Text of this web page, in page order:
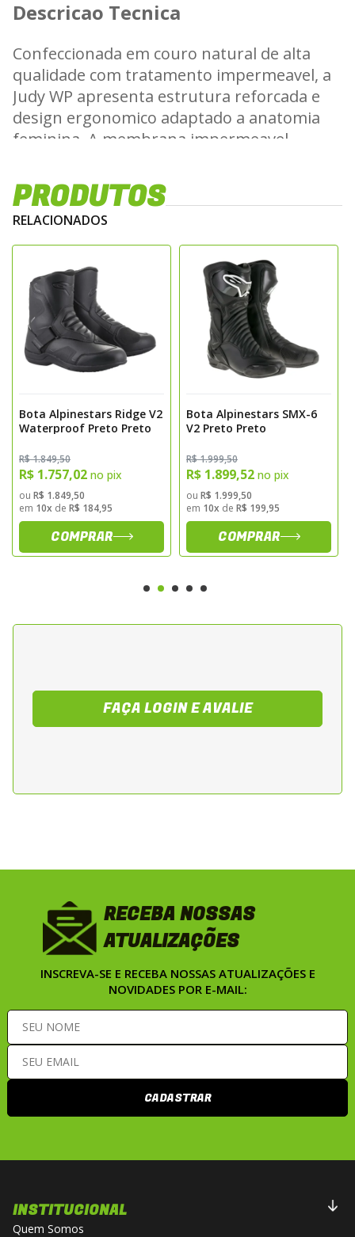
Descricao Tecnica
Confeccionada em couro natural de alta
qualidade com tratamento impermeavel, a
Judy WP apresenta estrutura reforcada e
design ergonomico adaptado a anatomia
feminina. A membrana impermeavel
umidade, mantendo os pes secos em
diferentes condicoes climaticas.
Caracteristicas Tecnicas
Membrana impermeavel integrada para
protecao contra agua
Reforcos internos no tornozelo, calcanhar e
biqueira
Solado em composto de borracha com alta
aderencia e estabilidade
para ajuste pratico e seguro
Forracao interna confortavel com
gerenciamento de umidade
Conforto e Ergonomia
A estrutura anatomica feminina
proporciona ajuste preciso e conforto em
utilizacao prolongada. O solado foi
desenvolvido para oferecer estabilidade ao
motocicleta.
Indicada para motociclistas do publico
feminino que utilizam a motocicleta no dia
a dia, em deslocamentos urbanos e viagens
e media cilindrada, inclusive em condicoes
PRODUTOS
RELACIONADOS
Bota Alpinestars Ridge V2
Waterproof Preto Preto
R$ 1.849,50
R$ 1.757,02 no pix
ou R$ 1.849,50
em 10x de R$ 184,95
COMPRAR
Bota Alpinestars SMX-6
V2 Preto Preto
R$ 1.999,50
R$ 1.899,52 no pix
ou R$ 1.999,50
em 10x de R$ 199,95
COMPRAR
FAÇA LOGIN E AVALIE
RECEBA NOSSAS
ATUALIZAÇÕES
INSCREVA-SE E RECEBA NOSSAS ATUALIZAÇÕES E
NOVIDADES POR E-MAIL:
CADASTRAR
INSTITUCIONAL
Quem Somos